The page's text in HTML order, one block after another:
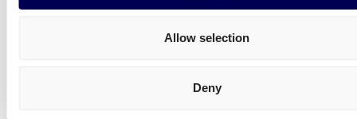
Allow selection
Deny